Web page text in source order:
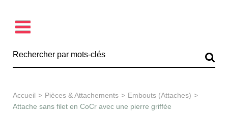
Découvrir la collection
Accueil > Pièces & Attachements > Embouts (Attaches) >
Attache sans filet en CoCr avec une pierre griffée